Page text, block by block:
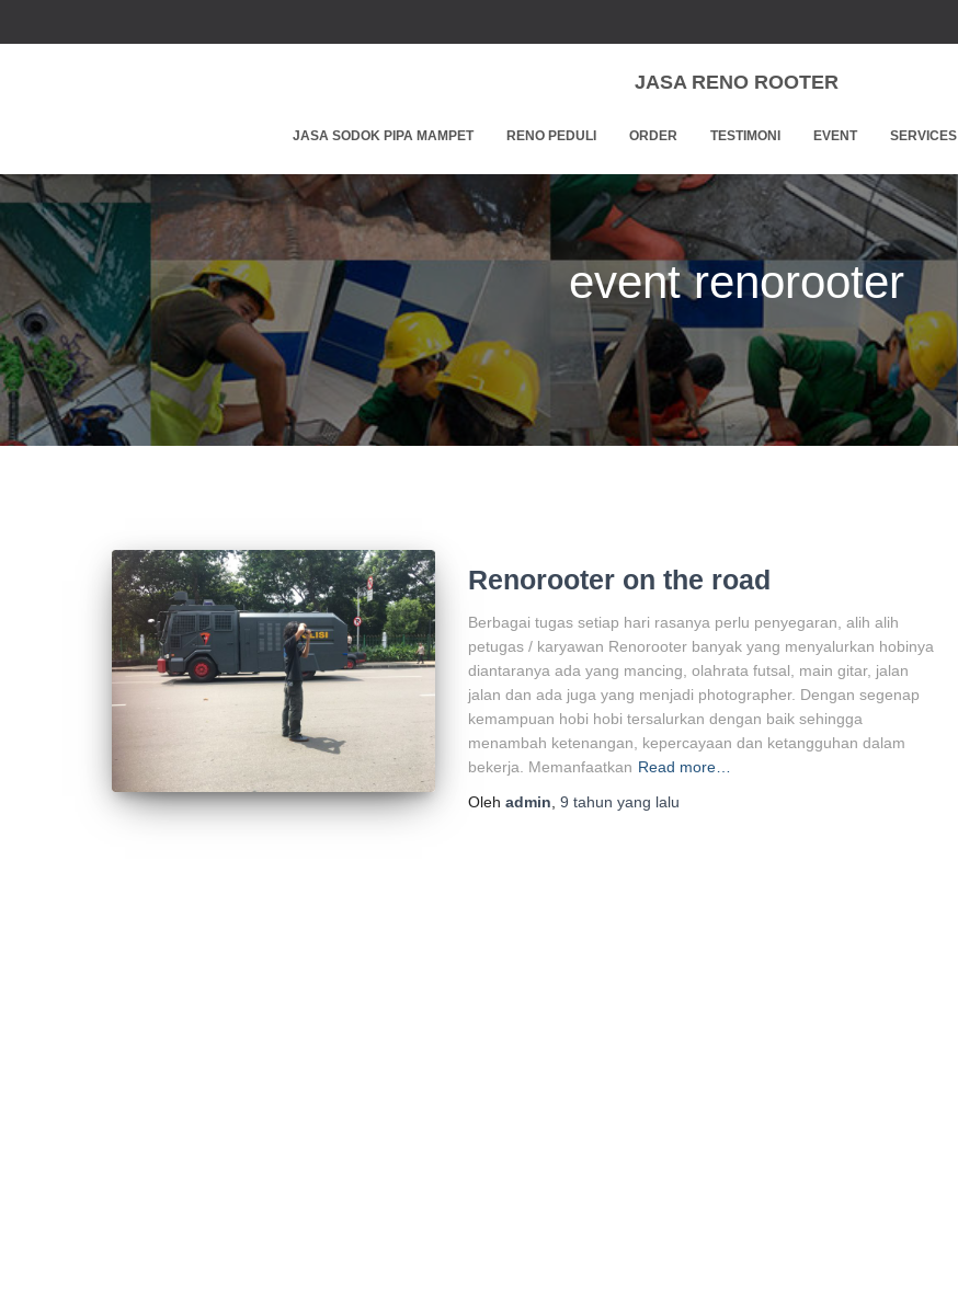
JASA RENO ROOTER
JASA SODOK PIPA MAMPET RENO PEDULI ORDER TESTIMONI EVENT SERVICES
event renorooter
Renorooter on the road
Berbagai tugas setiap hari rasanya perlu penyegaran, alih alih
petugas / karyawan Renorooter banyak yang menyalurkan hobinya
diantaranya ada yang mancing, olahrata futsal, main gitar, jalan
jalan dan ada juga yang menjadi photographer. Dengan segenap
kemampuan hobi hobi tersalurkan dengan baik sehingga
menambah ketenangan, kepercayaan dan ketangguhan dalam
bekerja. Memanfaatkan Read more…
Oleh admin 9 tahun yang lalu